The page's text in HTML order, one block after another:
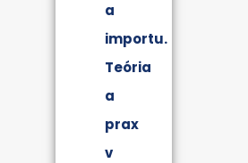
a
importu.
Teória
a
prax
v